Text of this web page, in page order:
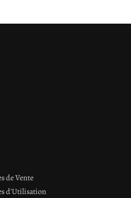
de Vente
d'Utilisation